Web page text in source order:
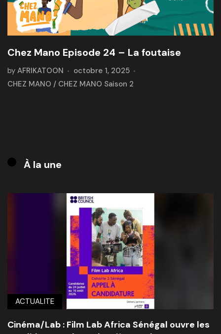
Chez Mano Episode 24 – La foutaise
by AFRIKATOON
octobre 1, 2025
CHEZ MANO / CHEZ MANO Saison 2
À la une
ACTUALITE
Cinéma/Lab : Film Lab Africa Sénégal ouvre les